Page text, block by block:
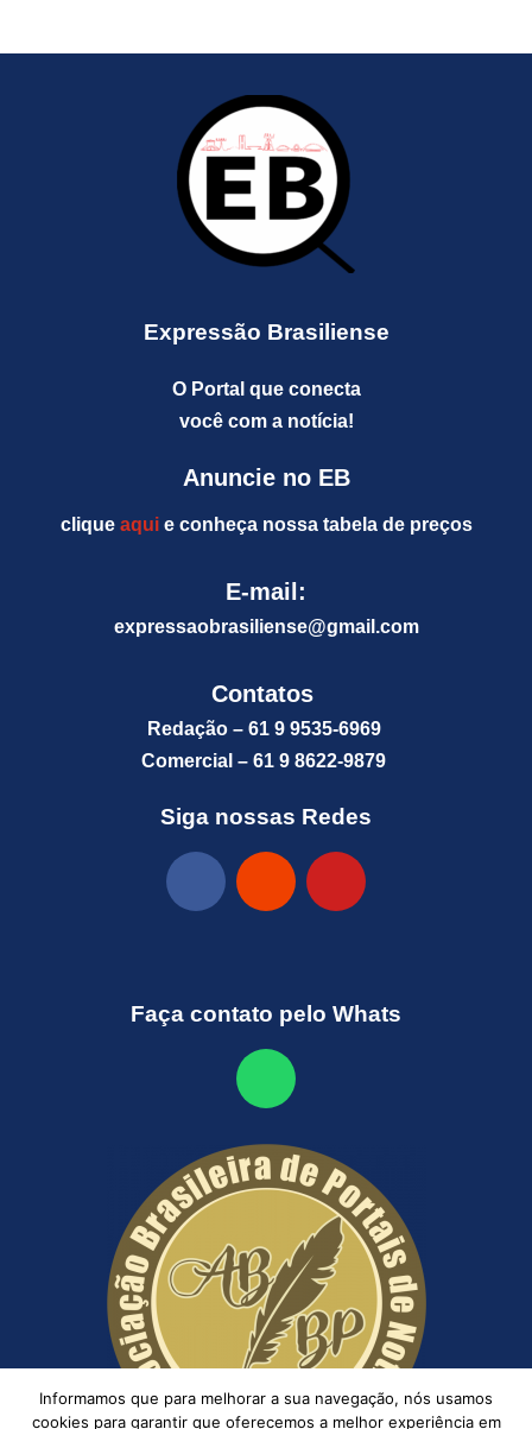
Expressão Brasiliense
O Portal que conecta
você com a notícia!
Anuncie no EB
clique aquie conheça nossa tabela de preços
E-mail:
expressaobrasiliense@gmail.com
Contatos
Redação – 61 9 9535-6969
Comercial – 61 9 8622-9879
Siga nossas Redes
Faça contato pelo Whats
Informamos que para melhorar a sua navegação, nós usamos
cookies para garantir que oferecemos a melhor experiência em